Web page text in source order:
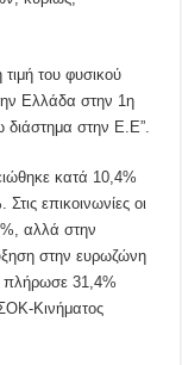
τιμή του φυσικού
Ελλάδα στην 1η
διάστημα στην Ε.Ε”.
κατά 10,4%
επικοινωνίες οι
αλλά στην
στην ευρωζώνη
πλήρωσε 31,4%
Κινήματος